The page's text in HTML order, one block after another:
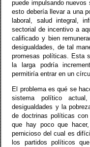
puede impulsando
esto debería llevar a una
laboral, salud integral,
sectorial de incentivo a
calificado y bien
desigualdades, de tal
promesas políticas. Esta
la larga podría
permitiría entrar en un
El problema es qué se
sistema político
desigualdades y la
de doctrinas políticas
que hay poco que
pernicioso del cual es
los partidos políticos